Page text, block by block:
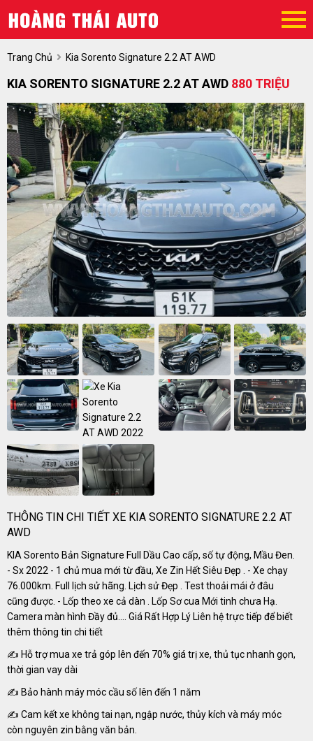
Trang Chủ Kia Sorento Signature 2.2 AT AWD
KIA SORENTO SIGNATURE 2.2 AT AWD 880 TRIỆU
THÔNG TIN CHI TIẾT XE KIA SORENTO SIGNATURE 2.2 AT
AWD
KIA Sorento Bản Signature Full Dầu Cao cấp, số tự động, Mầu Đen.
- Sx 2022 - 1 chủ mua mới từ đầu, Xe Zin Hết Siêu Đẹp . - Xe chạy
76.000km. Full lịch sử hãng. Lịch sử Đẹp . Test thoải mái ở đâu
cũng được. - Lốp theo xe cả dàn . Lốp Sơ cua Mới tinh chưa Hạ.
Camera màn hình Đầy đủ…. Giá Rất Hợp Lý Liên hệ trực tiếp để biết
thêm thông tin chi tiết
✍ Hỗ trợ mua xe trả góp lên đến 70% giá trị xe, thủ tục nhanh gọn,
thời gian vay dài
✍ Bảo hành máy móc cầu số lên đến 1 năm
✍ Cam kết xe không tai nạn, ngập nước, thủy kích và máy móc
còn nguyên zin bằng văn bản.